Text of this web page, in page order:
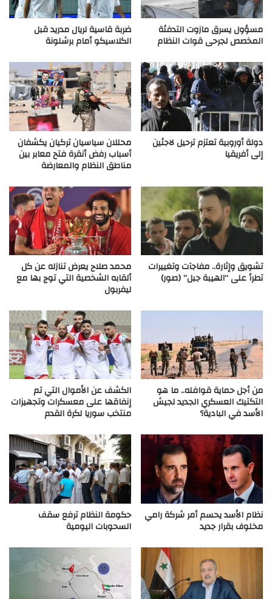
مسؤول يسرق مازوت التدفئة
المخصص لجرحى قوات النظام
ضربة قاسية لريال مدريد قبل
الكلاسيكو أمام برشلونة
دولة أوروبية تعتزم ترحيل لاجئين
إلى أفريقيا
محللان سياسيان تركيان يكشفان
أسباب رفض أنقرة فتح معابر بين
مناطق النظام والمعارضة
تشويق وإثارة.. مفاجآت وتغييرات
تطرأ على “الهيبة جبل” (صور)
محمد صلاح يعرض تنازله عن كل
ألقابه الشخصية التي توج بها مع
ليفربول
من أجل حماية قوافله.. ما هو
التكتيك العسكري الجديد لجيش
الأسد في البادية؟
الكشف عن الأموال التي تم
إنفاقها على معسكرات وتجهيزات
منتخب سوريا لكرة القدم
نظام الأسد يحسم أمر شركة رامي
مخلوف بقرار جديد
حكومة النظام ترفع سقف
السحوبات اليومية